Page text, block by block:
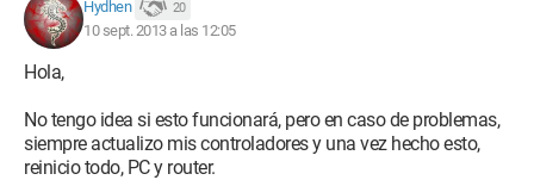
Hydhen 20
10 sept. 2013 a las 12:05
Hola,
No tengo idea si esto funcionará, pero en caso de problemas,
siempre actualizo mis controladores y una vez hecho esto,
reinicio todo, PC y router.